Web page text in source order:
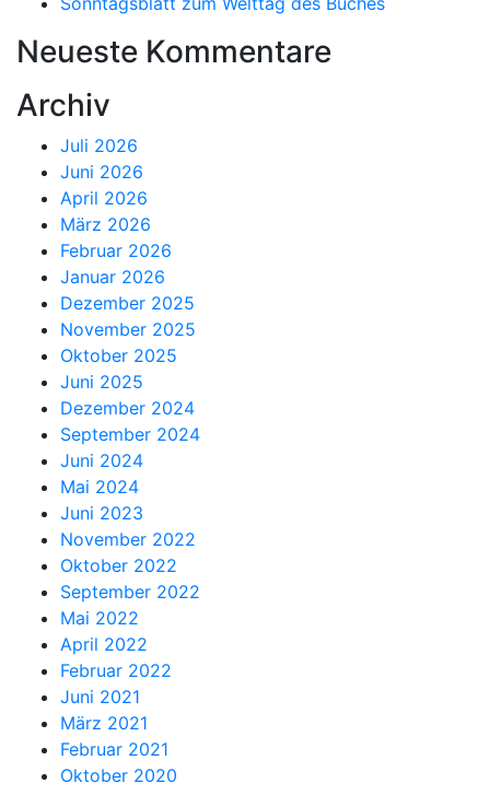
Neueste Kommentare
Archiv
Juli 2026
Juni 2026
April 2026
März 2026
Februar 2026
Januar 2026
Dezember 2025
November 2025
Oktober 2025
Juni 2025
Dezember 2024
September 2024
Juni 2024
Mai 2024
Juni 2023
November 2022
Oktober 2022
September 2022
Mai 2022
April 2022
Februar 2022
Juni 2021
März 2021
Februar 2021
Oktober 2020